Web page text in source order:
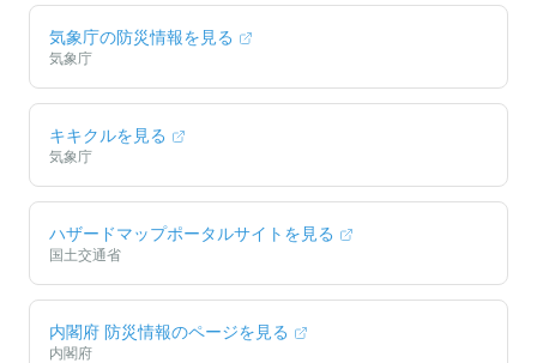
気象庁の防災情報を見る
気象庁
キキクルを見る
気象庁
ハザードマップポータルサイトを見る
国土交通省
内閣府 防災情報のページを見る
内閣府